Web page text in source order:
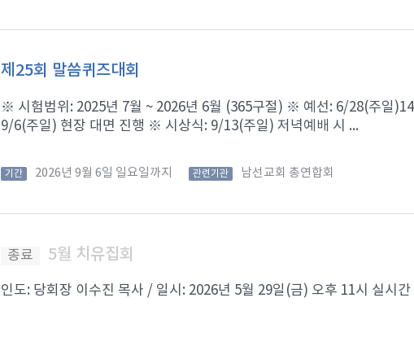
제25회 말씀퀴즈대회
※ 시험범위: 2025년 7월 ~ 2026년 6월 (365구절) ※ 예선: 6/28(주일
9/6(주일) 현장 대면 진행 ※ 시상식: 9/13(주일) 저녁예배 시 ...
기간 2026년 9월 6일 일요일까지 관련기관 남선교회 총연합회
종료 5월 치유집회
인도: 당회장 이수진 목사 / 일시: 2026년 5월 29일(금) 오후 11시 실시